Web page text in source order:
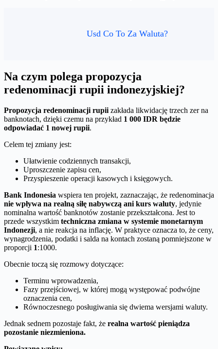
Usd Co To Za Waluta?
Na czym polega propozycja
redenominacji rupii indonezyjskiej?
Propozycja redenominacji rupii zakłada likwidację trzech zer na
banknotach, dzięki czemu na przykład 1 000 IDR będzie
odpowiadać 1 nowej rupii.
Celem tej zmiany jest:
Ułatwienie codziennych transakcji,
Uproszczenie zapisu cen,
Przyspieszenie operacji kasowych i księgowych.
Bank Indonesia wspiera ten projekt, zaznaczając, że redenominacja
nie wpływa na realną siłę nabywczą ani kurs waluty, jedynie
nominalna wartość banknotów zostanie przekształcona. Jest to
przede wszystkim techniczna zmiana w systemie monetarnym
Indonezji, a nie reakcja na inflację. W praktyce oznacza to, że ceny,
wynagrodzenia, podatki i salda na kontach zostaną pomniejszone w
proporcji 1:1000.
Obecnie toczą się rozmowy dotyczące:
Terminu wprowadzenia,
Fazy przejściowej, w której mogą występować podwójne
oznaczenia cen,
Równoczesnego posługiwania się dwiema wersjami waluty.
Jednak sednem pozostaje fakt, że realna wartość pieniądza
pozostanie niezmieniona.